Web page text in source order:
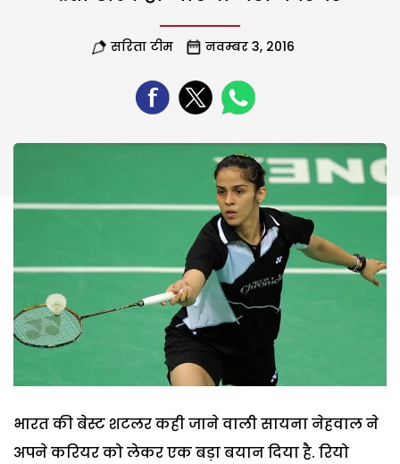
सरिता टीम नवम्बर 3, 2016
भारत की बेस्ट शटलर कही जाने वाली सायना नेहवाल ने
अपने करियर को लेकर एक बड़ा बयान दिया है. रियो